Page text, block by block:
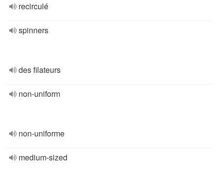
recirculé
spinners
des filateurs
non-uniform
non-uniforme
medium-sized